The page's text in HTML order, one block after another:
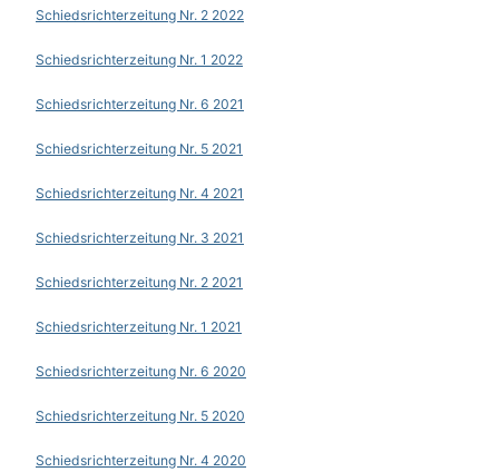
Schiedsrichterzeitung Nr. 2 2022
Schiedsrichterzeitung Nr. 1 2022
Schiedsrichterzeitung Nr. 6 2021
Schiedsrichterzeitung Nr. 5 2021
Schiedsrichterzeitung Nr. 4 2021
Schiedsrichterzeitung Nr. 3 2021
Schiedsrichterzeitung Nr. 2 2021
Schiedsrichterzeitung Nr. 1 2021
Schiedsrichterzeitung Nr. 6 2020
Schiedsrichterzeitung Nr. 5 2020
Schiedsrichterzeitung Nr. 4 2020